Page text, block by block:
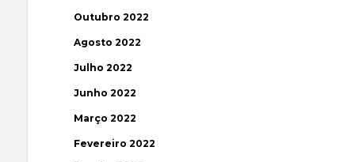
Outubro 2022
Agosto 2022
Julho 2022
Junho 2022
Março 2022
Fevereiro 2022